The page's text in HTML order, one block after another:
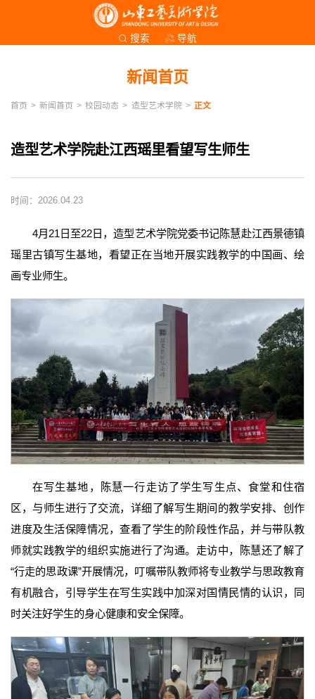
搜索 导航
新闻首页
首页 > 新闻首页 > 校园动态 > 造型艺术学院 > 正文
造型艺术学院赴江西瑶里看望写生师生
时间：2026.04.23
4月21日至22日，造型艺术学院党委书记陈慧赴江西景德镇
瑶里古镇写生基地，看望正在当地开展实践教学的中国画、绘
画专业师生。
在写生基地，陈慧一行走访了学生写生点、食堂和住宿
区，与师生进行了交流，详细了解写生期间的教学安排、创作
进度及生活保障情况，查看了学生的阶段性作品，并与带队教
师就实践教学的组织实施进行了沟通。走访中，陈慧还了解了
“行走的思政课”开展情况，叮嘱带队教师将专业教学与思政教育
有机融合，引导学生在写生实践中加深对国情民情的认识，同
时关注好学生的身心健康和安全保障。